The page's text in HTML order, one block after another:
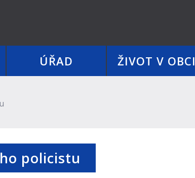
ÚŘAD ŽIVOT V OBCI
policistu